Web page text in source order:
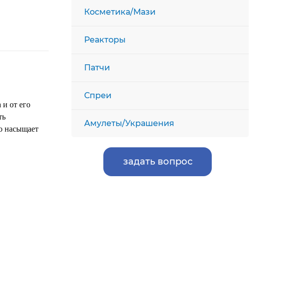
Косметика/Мази
Реакторы
Патчи
Спреи
Амулеты/Украшения
задать вопрос
и от его
насыщает